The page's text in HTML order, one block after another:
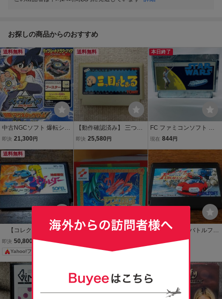
お探しの商品からのおすすめ
送料無料
中古NGCソフト 爆転シュ
ートベイブレード2002熱
[限定版]
即決 21,300 円
送料無料
【動作確認済み】 三つ目
がとおる （ファミコ
即決 25,580 円
本日終了
FC ファミコンソフト ス
ターウォーズ ソフトのみ
現在 844円
送料無料
【コレクション引退・
正規品・動作確認済】フ
ァミコン『地底戦空バゾ
ルダー』 コレクター・
マニア必見・まとめて・
大量
即決 50,800 円
Yahoo!フリマ
FC ドラゴンスクロール
き コナミ ファミコン
FCファミコン バトルフォ
ーミュラ 海外版
4,800円